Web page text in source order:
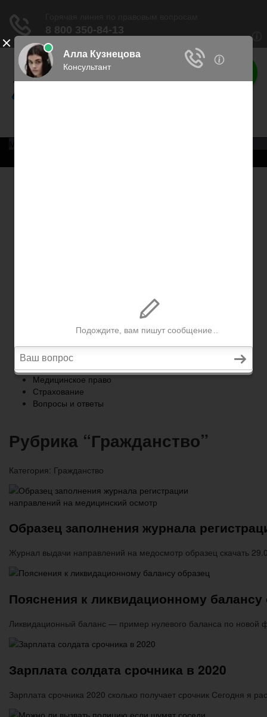
Права россиян
Главная
Военное право
Трудовое право
Медицинское право
Страхование
Вопросы и ответы
Рубрика “Гражданство”
Категория: Гражданство
Образец заполнения журнала
Журнал выдачи направлений на медосмотр образец скачать
Пояснения к ликвидационному балансу
Ликвидационный баланс — пример нулевого баланса по
Зарплата солдата срочника в 2020
Зарплата срочника 2020 сколько получает срочник Сегодня я